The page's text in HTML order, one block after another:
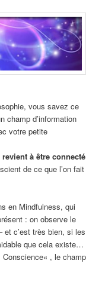
vous savez ce
champ d’information
votre petite
à être connecté
de ce que l’on fait
en Mindfulness, qui
: on observe le
et c’est très bien, si les
que cela existe…
, le champ